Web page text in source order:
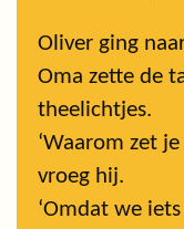
Oliver ging
Oma zette de
theelichtjes.
‘Waarom zet
vroeg hij.
‘Omdat we